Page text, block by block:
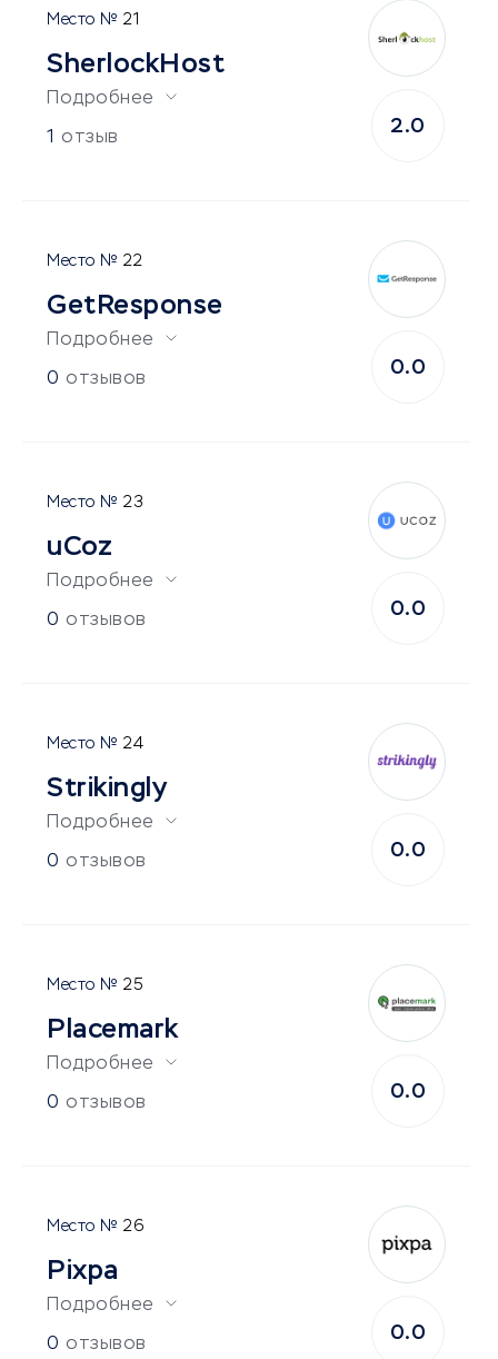
21
SherlockHost
Подробнее
1 отзыв
2.0
22
GetResponse
Подробнее
0 отзывов
0.0
23
uCoz
Подробнее
0 отзывов
0.0
24
Strikingly
Подробнее
0 отзывов
0.0
25
Placemark
Подробнее
0 отзывов
0.0
26
Pixpa
Подробнее
0 отзывов
0.0